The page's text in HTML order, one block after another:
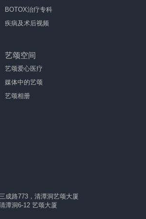
BOTOX治疗专科
疾病及术后视频
艺颂空间
艺颂爱心医疗
媒体中的艺颂
艺颂相册
成路773，清潭洞艺颂大厦
潭洞6-12 艺颂大厦